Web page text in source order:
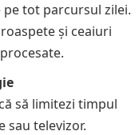
tot parcursul zilei.
și ceaiuri
să limitezi timpul
sau televizor.